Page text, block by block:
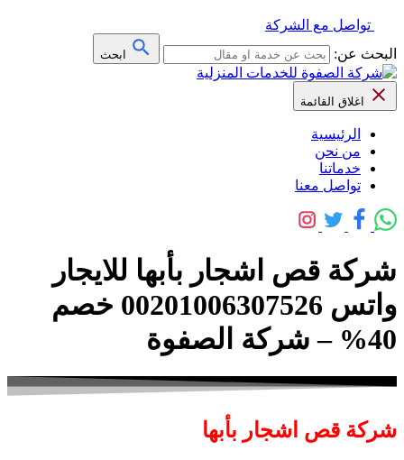
تواصل مع الشركة
البحث عن:
ابحث
اغلاق القائمة
الرئيسية
من نحن
خدماتنا
تواصل معنا
شركة قص اشجار بأبها للايجار
واتس 00201006307526 خصم
40% – شركة الصفوة
شركة قص اشجار بأبها